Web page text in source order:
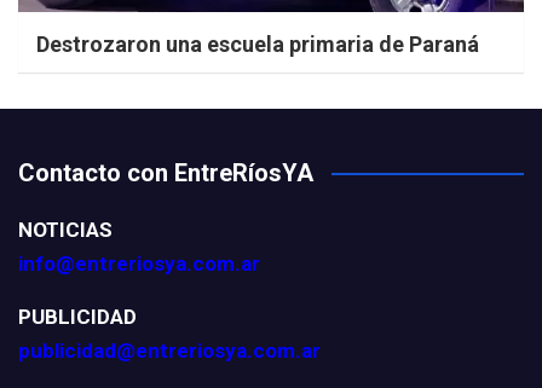
Destrozaron una escuela primaria de Paraná
Contacto con EntreRíosYA
NOTICIAS
info@entreriosya.com.ar
PUBLICIDAD
publicidad@entreriosya.com.ar